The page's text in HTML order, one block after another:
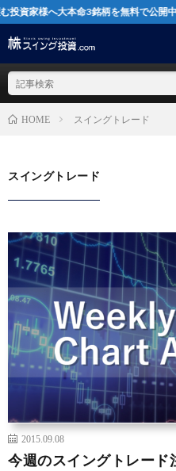
大本命3銘柄を無料で公開中
HOME スイングトレード
スイングトレード
2015.09.08
今週のスイングトレード